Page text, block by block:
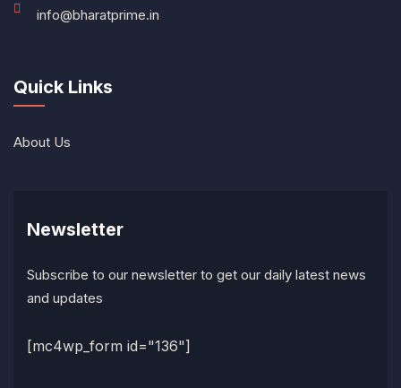
info@bharatprime.in
Quick Links
About Us
Newsletter
Subscribe to our newsletter to get our daily latest news
and updates
[mc4wp_form id="136"]